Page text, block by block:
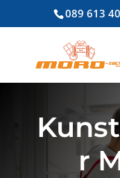
089 613
r